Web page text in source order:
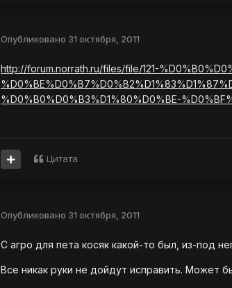
Опубликовано 31 октября, 2011
http://forum.norrath.ru/files/file/121-
%D0%B0%D0%B3%D1%80%D0%BE-
Цитата
Опубликовано 31 октября, 2011
С агро для пета косяк какой-то был, из-под
Все никак руки не дойдут исправить. Может